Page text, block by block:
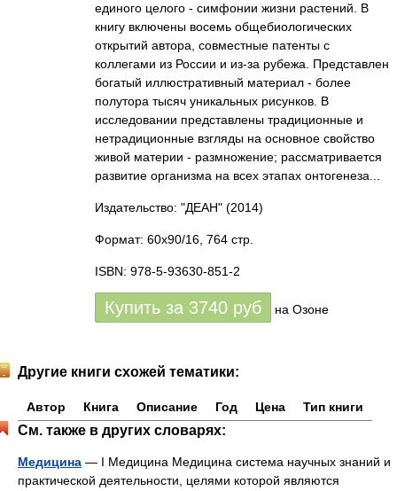
единого целого - симфонии жизни растений. В
книгу включены восемь общебиологических
открытий автора, совместные патенты с
коллегами из России и из-за рубежа. Представлен
богатый иллюстративный материал - более
полутора тысяч уникальных рисунков. В
исследовании представлены традиционные и
нетрадиционные взгляды на основное свойство
живой материи - размножение; рассматривается
развитие организма на всех этапах онтогенеза...
Издательство: "ДЕАН" (2014)
Формат: 60x90/16, 764 стр.
ISBN: 978-5-93630-851-2
Купить за 3740 руб на Озоне
Другие книги схожей тематики:
Автор Книга Описание Год Цена Тип книги
См. также в других словарях:
Медицина — I Медицина Медицина система научных знаний и
практической деятельности, целями которой являются